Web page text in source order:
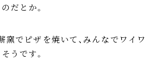
だとか。
窯でピザを焼いて、みんなでワイワ
うです。